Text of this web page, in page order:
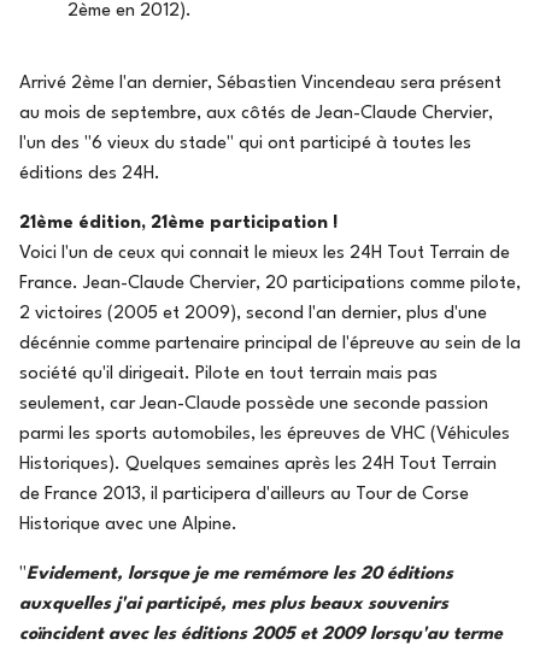
2ème en 2012).
Arrivé 2ème l'an dernier, Sébastien Vincendeau sera présent
au mois de septembre, aux côtés de Jean-Claude Chervier,
l'un des "6 vieux du stade" qui ont participé à toutes les
éditions des 24H.
21ème édition, 21ème participation !
Voici l'un de ceux qui connait le mieux les 24H Tout Terrain de
France. Jean-Claude Chervier, 20 participations comme pilote,
2 victoires (2005 et 2009), second l'an dernier, plus d'une
décénnie comme partenaire principal de l'épreuve au sein de la
société qu'il dirigeait. Pilote en tout terrain mais pas
seulement, car Jean-Claude possède une seconde passion
parmi les sports automobiles, les épreuves de VHC (Véhicules
Historiques). Quelques semaines après les 24H Tout Terrain
de France 2013, il participera d'ailleurs au Tour de Corse
Historique avec une Alpine.
"Evidement, lorsque je me remémore les 20 éditions
auxquelles j'ai participé, mes plus beaux souvenirs
coïncident avec les éditions 2005 et 2009 lorsqu'au terme